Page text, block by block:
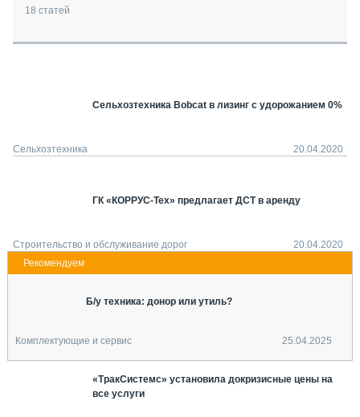
СЕРВИСМЕНЫ
О ПРОЕКТЕ
18 статей
Сельхозтехника Bobcat в лизинг с удорожанием 0%
Сельхозтехника 20.04.2020
ГК «КОРРУС-Тех» предлагает ДСТ в аренду
Строительство и обслуживание дорог 20.04.2020
Б/у техника: донор или утиль?
Комплектующие и сервис 25.04.2025
«ТракСистемс» установила докризисные цены на
все услуги